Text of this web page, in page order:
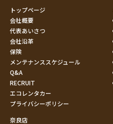
トップページ
会社概要
代表あいさつ
会社沿革
保険
メンテナンススケジュール
Q&A
RECRUIT
エコレンタカー
プライバシーポリシー
奈良店